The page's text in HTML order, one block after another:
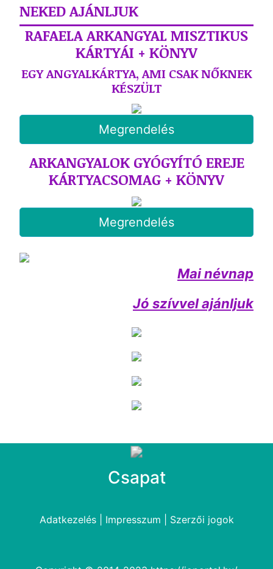
NEKED AJÁNLJUK
RAFAELA ARKANGYAL MISZTIKUS
KÁRTYÁI + KÖNYV
EGY ANGYALKÁRTYA, AMI CSAK NŐKNEK
KÉSZÜLT
Megrendelés
ARKANGYALOK GYÓGYÍTÓ EREJE
KÁRTYACSOMAG + KÖNYV
Megrendelés
Mai névnap
Jó szívvel ajánljuk
Csapat
Adatkezelés| Impresszum Szerzői jogok